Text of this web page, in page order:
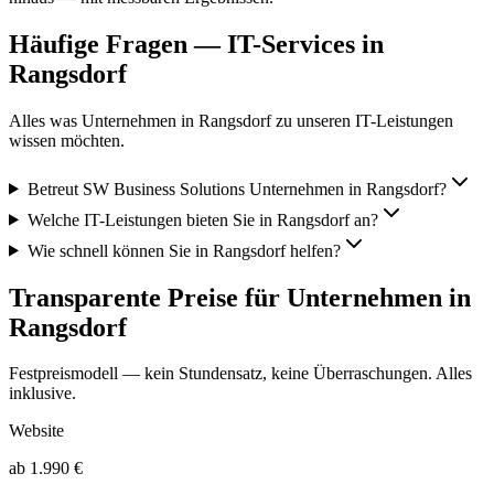
Häufige Fragen — IT-Services in
Rangsdorf
Alles was Unternehmen in Rangsdorfzu unseren IT-Leistungen
wissen möchten.
Betreut SW Business Solutions Unternehmen in Rangsdorf?
Welche IT-Leistungen bieten Sie in Rangsdorf an?
Wie schnell können Sie in Rangsdorf helfen?
Transparente Preise für Unternehmen in
Rangsdorf
Festpreismodell — kein Stundensatz, keine Überraschungen. Alles
inklusive.
Website
ab 1.990 €